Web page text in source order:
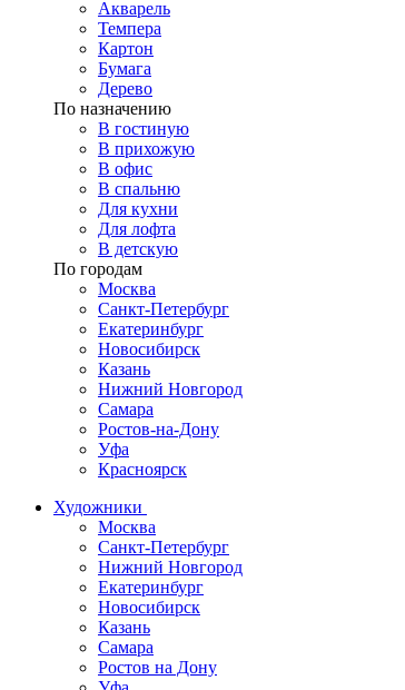
Акварель
Темпера
Картон
Бумага
Дерево
По назначению
В гостиную
В прихожую
В офис
В спальню
Для кухни
Для лофта
В детскую
По городам
Москва
Санкт-Петербург
Екатеринбург
Новосибирск
Казань
Нижний Новгород
Самара
Ростов-на-Дону
Уфа
Красноярск
Художники
Москва
Санкт-Петербург
Нижний Новгород
Екатеринбург
Новосибирск
Казань
Самара
Ростов на Дону